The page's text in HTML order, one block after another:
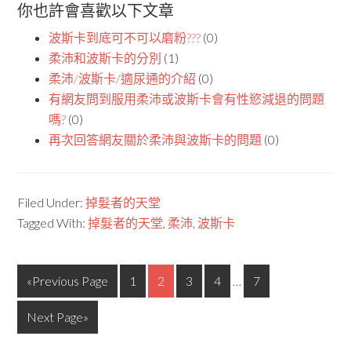
你也許會喜歡以下文章
波斯卡到底可不可以磨粉??? (0)
柔沛和波斯卡的分別 (1)
柔沛/波斯卡/適尿通的介紹 (0)
有網友問到服用柔沛或波斯卡會有性慾減退的問題
嗎? (0)
再次回答網友關於柔沛與波斯卡的問題 (0)
Filed Under:掉髮者的天堂
Tagged With:掉髮者的天堂, 柔沛, 波斯卡
«Previous Page 1 2 3 4 … 7
Next Page»